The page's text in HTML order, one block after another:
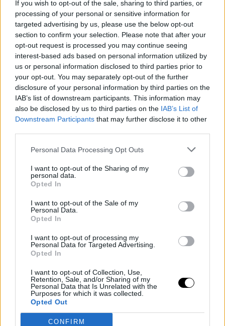
If you wish to opt-out of the sale, sharing to third parties, or
processing of your personal or sensitive information for
targeted advertising by us, please use the below opt-out
section to confirm your selection. Please note that after your
opt-out request is processed you may continue seeing
interest-based ads based on personal information utilized by
us or personal information disclosed to third parties prior to
your opt-out. You may separately opt-out of the further
disclosure of your personal information by third parties on the
IAB’s list of downstream participants. This information may
also be disclosed by us to third parties on the IAB’s List of
Downstream Participants that may further disclose it to other
Personal Data Processing Opt Outs
I want to opt-out of the Sharing of my
personal data.
Opted In
I want to opt-out of the Sale of my
Personal Data.
Opted In
I want to opt-out of processing my
Personal Data for Targeted Advertising.
Opted In
I want to opt-out of Collection, Use,
Retention, Sale, and/or Sharing of my
Personal Data that Is Unrelated with the
Purposes for which it was collected.
Opted Out
CONFIRM
4 µεγάλες φέτες χωριάτικο ψωµί, φρυγανισμένες
1 κονσέρβα σαρδέλες
1 λεμόνι, σε φέτες, κομμένες στα 4
8 πράσινες ελιές χωρίς κουκούτσι
φρεσκοτριµµένο πιπέρι
1 χούφτα φύτρες
Για τη μους ταραμά
200 γρ. χωριάτικο ψωμί (κατά προτίμηση μπαγιάτικο), χωρίς
κόρα
½ ξερό κρεμμύδι, χοντροκομμένο
100 ml ε.π.ελαιόλαδο
χυμός από 1 λεμόνι
Μους ταραμά: Μουσκεύουμε το ψωμί σε ένα μπολ με κρύο
νερό, το στύβουμε καλά και το βάζουμε σε ένα μπολ. Ρίχνουμε
στο μούλτι τον ταραμά με το νερό και τα χτυπάμε μέχρι να
λιώσουν και να ενωθούν. Προσθέτουμε το κρεμμύδι και
χτυπάμε μέχρι να λιώσει εντελώς και να ομογενοποιηθεί με τα
υπόλοιπα. Ρίχνουμε το μισό ελαιόλαδο και χτυπάμε πολύ καλά.
Βάζουμε επίσης το ψωμί, τολεμόνικαι το υπόλοιπο ελαιόλαδο
και χτυπάμε μέχρι να δημιουργηθεί μια λεία κρέμα.